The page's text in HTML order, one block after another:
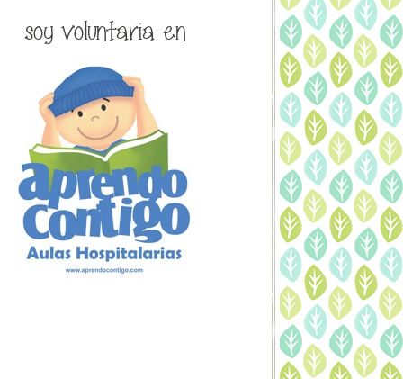
soy voluntaria en